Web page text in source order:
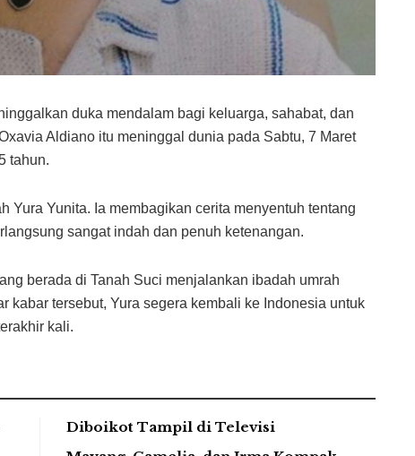
duka mendalam bagi keluarga, sahabat, dan
Aldiano itu meninggal dunia pada Sabtu, 7 Maret
tahun.
Yura Yunita. Ia membagikan cerita menyentuh tentang
sangat indah dan penuh ketenangan.
berada di Tanah Suci menjalankan ibadah umrah
kabar tersebut, Yura segera kembali ke Indonesia untuk
kali.
Diboikot Tampil di Televisi